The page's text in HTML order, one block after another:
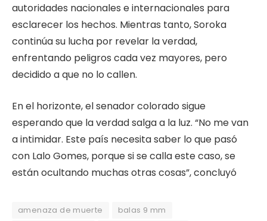
autoridades nacionales e internacionales para
esclarecer los hechos. Mientras tanto, Soroka
continúa su lucha por revelar la verdad,
enfrentando peligros cada vez mayores, pero
decidido a que no lo callen.
En el horizonte, el senador colorado sigue
esperando que la verdad salga a la luz. “No me van
a intimidar. Este país necesita saber lo que pasó
con Lalo Gomes, porque si se calla este caso, se
están ocultando muchas otras cosas”, concluyó
amenaza de muerte balas 9 mm